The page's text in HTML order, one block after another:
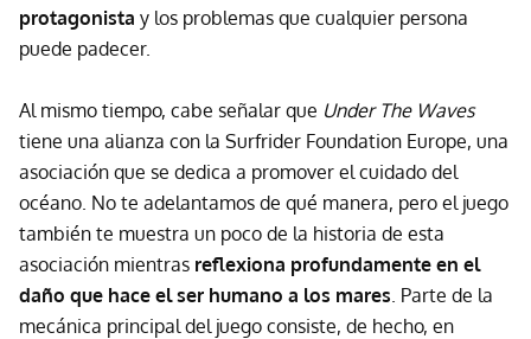
protagonista y los problemas que cualquier persona
puede padecer.
Al mismo tiempo, cabe señalar que Under The Waves
tiene una alianza con la Surfrider Foundation Europe, una
asociación que se dedica a promover el cuidado del
océano. No te adelantamos de qué manera, pero el juego
también te muestra un poco de la historia de esta
asociación mientras reflexiona profundamente en el
daño que hace el ser humano a los mares . Parte de la
mecánica principal del juego consiste, de hecho, en